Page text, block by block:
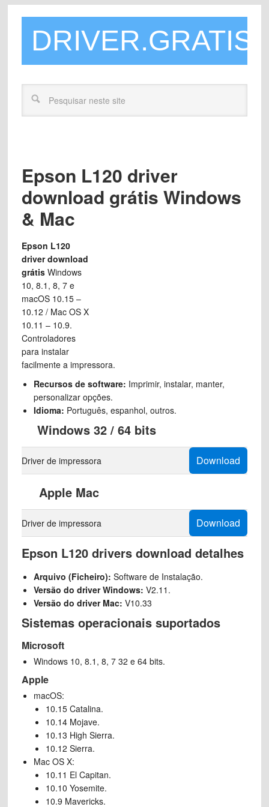
DRIVER.GRATIS
Epson L120 driver
download grátis Windows
& Mac
Epson L120
driver download
grátisWindows
10, 8.1, 8, 7 e
macOS 10.15 –
10.12 / Mac OS X
10.11 – 10.9.
Controladores
para instalar
facilmente a impressora.
Recursos de software: Imprimir, instalar, manter,
personalizar opções.
Idioma: Português, espanhol, outros.
Windows 32 / 64 bits
Driver de impressora Download
Apple Mac
Driver de impressora Download
Epson L120 drivers download detalhes
Arquivo (Ficheiro): Software de Instalação.
Versão do driver Windows: V2.11.
Versão do driver Mac: V10.33
Sistemas operacionais suportados
Microsoft
Windows 10, 8.1, 8, 7 32 e 64 bits.
Apple
macOS:
10.15 Catalina.
10.14 Mojave.
10.13 High Sierra.
10.12 Sierra.
Mac OS X:
10.11 El Capitan.
10.10 Yosemite.
10.9 Mavericks.